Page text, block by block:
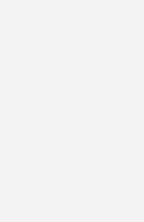
und nachvollziehbaren
des Wasserstoffs bis 2045
Gasnetzes zu gewährleisten.“
die weder zur Erfüllung
noch Bestandteil von
werden gestrichen.“
für das Vermieter-Mieter-
Klima- und Transformationsfonds
die einzelnen
bis in die Mitte der Gesellschaft
„Wir wollen niemanden zu etwas
Lebenslage nicht leistbar ist. Darum
wie z. B. die Regelung zur 80-